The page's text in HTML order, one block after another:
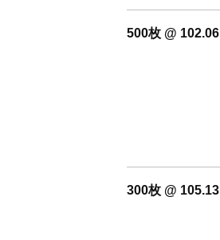
500枚 @ 102.06
300枚 @ 105.13